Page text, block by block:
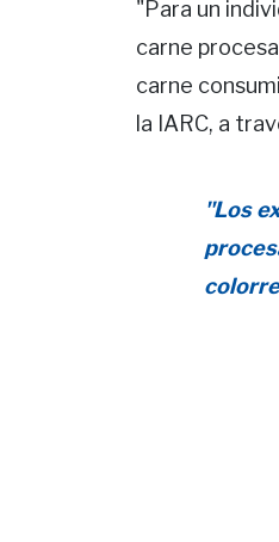
"Para un
carne
carne
la IARC, a
"Los